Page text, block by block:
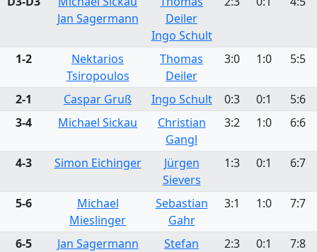
Jan Sagermann
Deiler
Ingo Schult
1-2
Nektarios
Tsiropoulos
Thomas
Deiler
3:0 1:0 5:5
2-1 Caspar Gruß Ingo Schult 0:3 0:1
5:6
3-4
Michael Sickau
Christian
Gangl
3:2 1:0 6:6
4-3 Simon Eichinger
Jürgen
Sievers
1:3 0:1 6:7
5-6
Michael
Mieslinger
Sebastian
Gahr
3:1 1:0 7:7
6-5 Jan Sagermann
Stefan
2:3 0:1 7:8